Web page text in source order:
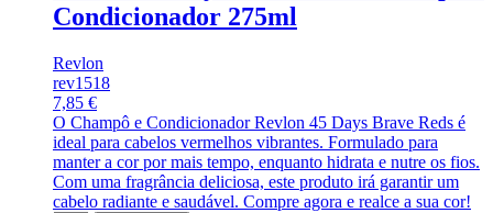
Condicionador 275ml
Revlon
rev1518
7,85 €
O Champô e Condicionador Revlon 45 Days Brave Reds é
ideal para cabelos vermelhos vibrantes. Formulado para
manter a cor por mais tempo, enquanto hidrata e nutre os fios.
Com uma fragrância deliciosa, este produto irá garantir um
cabelo radiante e saudável. Compre agora e realce a sua cor!